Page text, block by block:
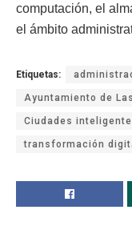
computación, el
el ámbito
Etiquetas:
Ayuntamiento de
Ciudades
transformación